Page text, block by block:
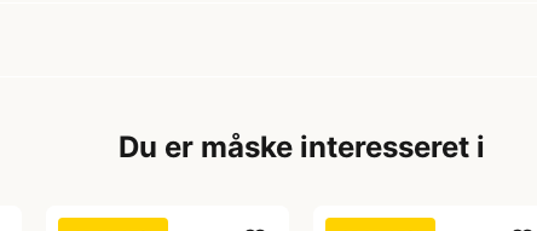
Du er måske interesseret i